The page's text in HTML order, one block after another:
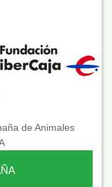
de Animales